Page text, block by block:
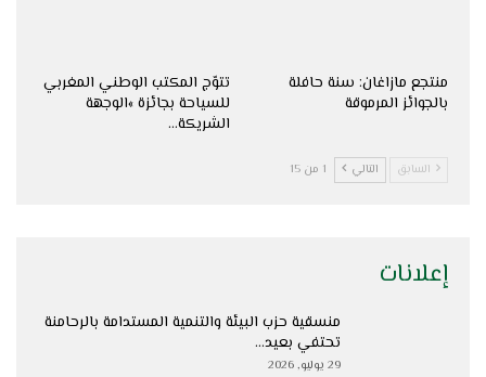
منتجع مازاغان: سنة حافلة
بالجوائز المرموقة
تتوّج المكتب الوطني المغربي
للسياحة بجائزة »الوجهة
الشريكة…
السابق التالي 1 من 15
إعلانات
منسقية حزب البيئة والتنمية المستدامة بالرحامنة
تحتفي بعيد…
29 يوليو, 2026